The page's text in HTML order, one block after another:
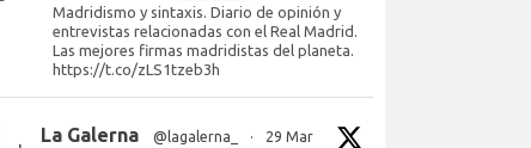
Madridismo y sintaxis. Diario de opinión y
entrevistas relacionadas con el Real Madrid.
Las mejores firmas madridistas del planeta.
https://t.co/zLS1tzeb3h
La Galerna @lagalerna_ · 29 Mar